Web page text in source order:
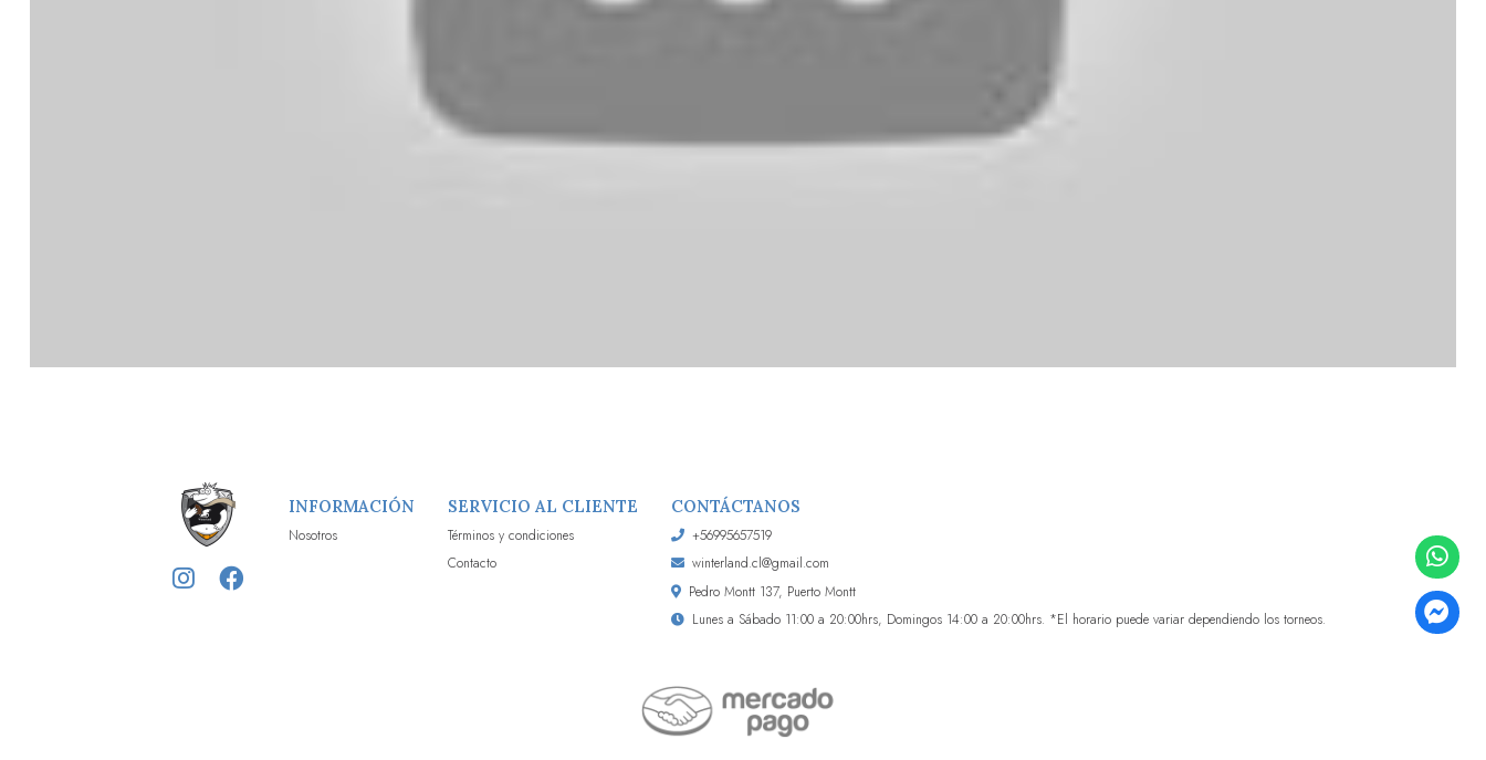
INFORMACIÓN
Nosotros
SERVICIO AL CLIENTE
Términos y condiciones
Contacto
CONTÁCTANOS
+56995657519
winterland.cl@gmail.com
Pedro Montt 137, Puerto Montt
Lunes a Sábado 11:00 a 20:00hrs, Domingos 14:00 a 20:00hrs. *El horario puede variar dependiendo los torneos.